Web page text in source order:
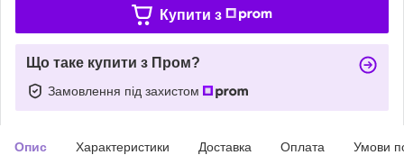
Купити з
Що таке купити з Пром?
Замовлення під захистом
Опис Характеристики Доставка Оплата Умови